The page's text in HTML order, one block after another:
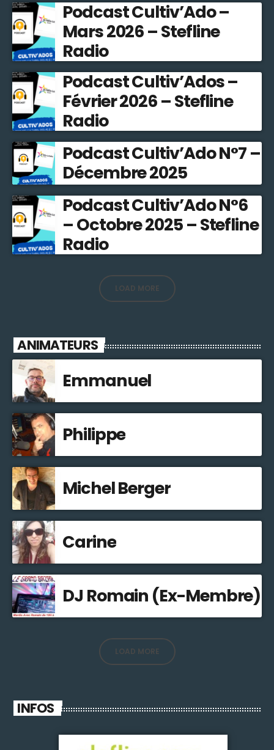
Podcast Cultiv’Ado –
Mars 2026 – Stefline
Radio
Podcast Cultiv’Ados –
Février 2026 – Stefline
Radio
Podcast Cultiv’Ado N°7 –
Décembre 2025
Podcast Cultiv’Ado N°6
– Octobre 2025 – Stefline
Radio
LOAD MORE
ANIMATEURS
Emmanuel
Philippe
Michel Berger
Carine
DJ Romain (Ex-Membre)
LOAD MORE
INFOS